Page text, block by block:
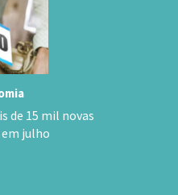
de 15 mil novas
julho